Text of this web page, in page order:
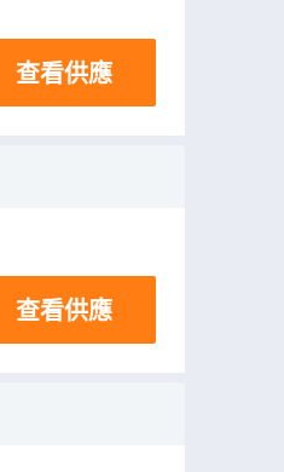
查看供應
查看供應